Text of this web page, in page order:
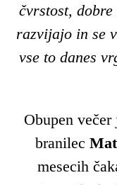
čvrstost,
razvijajo in se
vse to danes
Obupen
branilec
mesecih